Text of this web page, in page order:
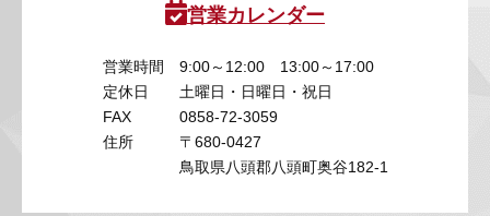
営業カレンダー
営業時間
9:00～12:00 13:00～17:00
定休日
土曜日・日曜日・祝日
FAX
0858-72-3059
住所
〒680-0427
鳥取県八頭郡八頭町奥谷182-1